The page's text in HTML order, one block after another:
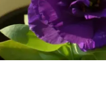
Фундамента
Залить Фундамент Под
Работ
Из Семян В